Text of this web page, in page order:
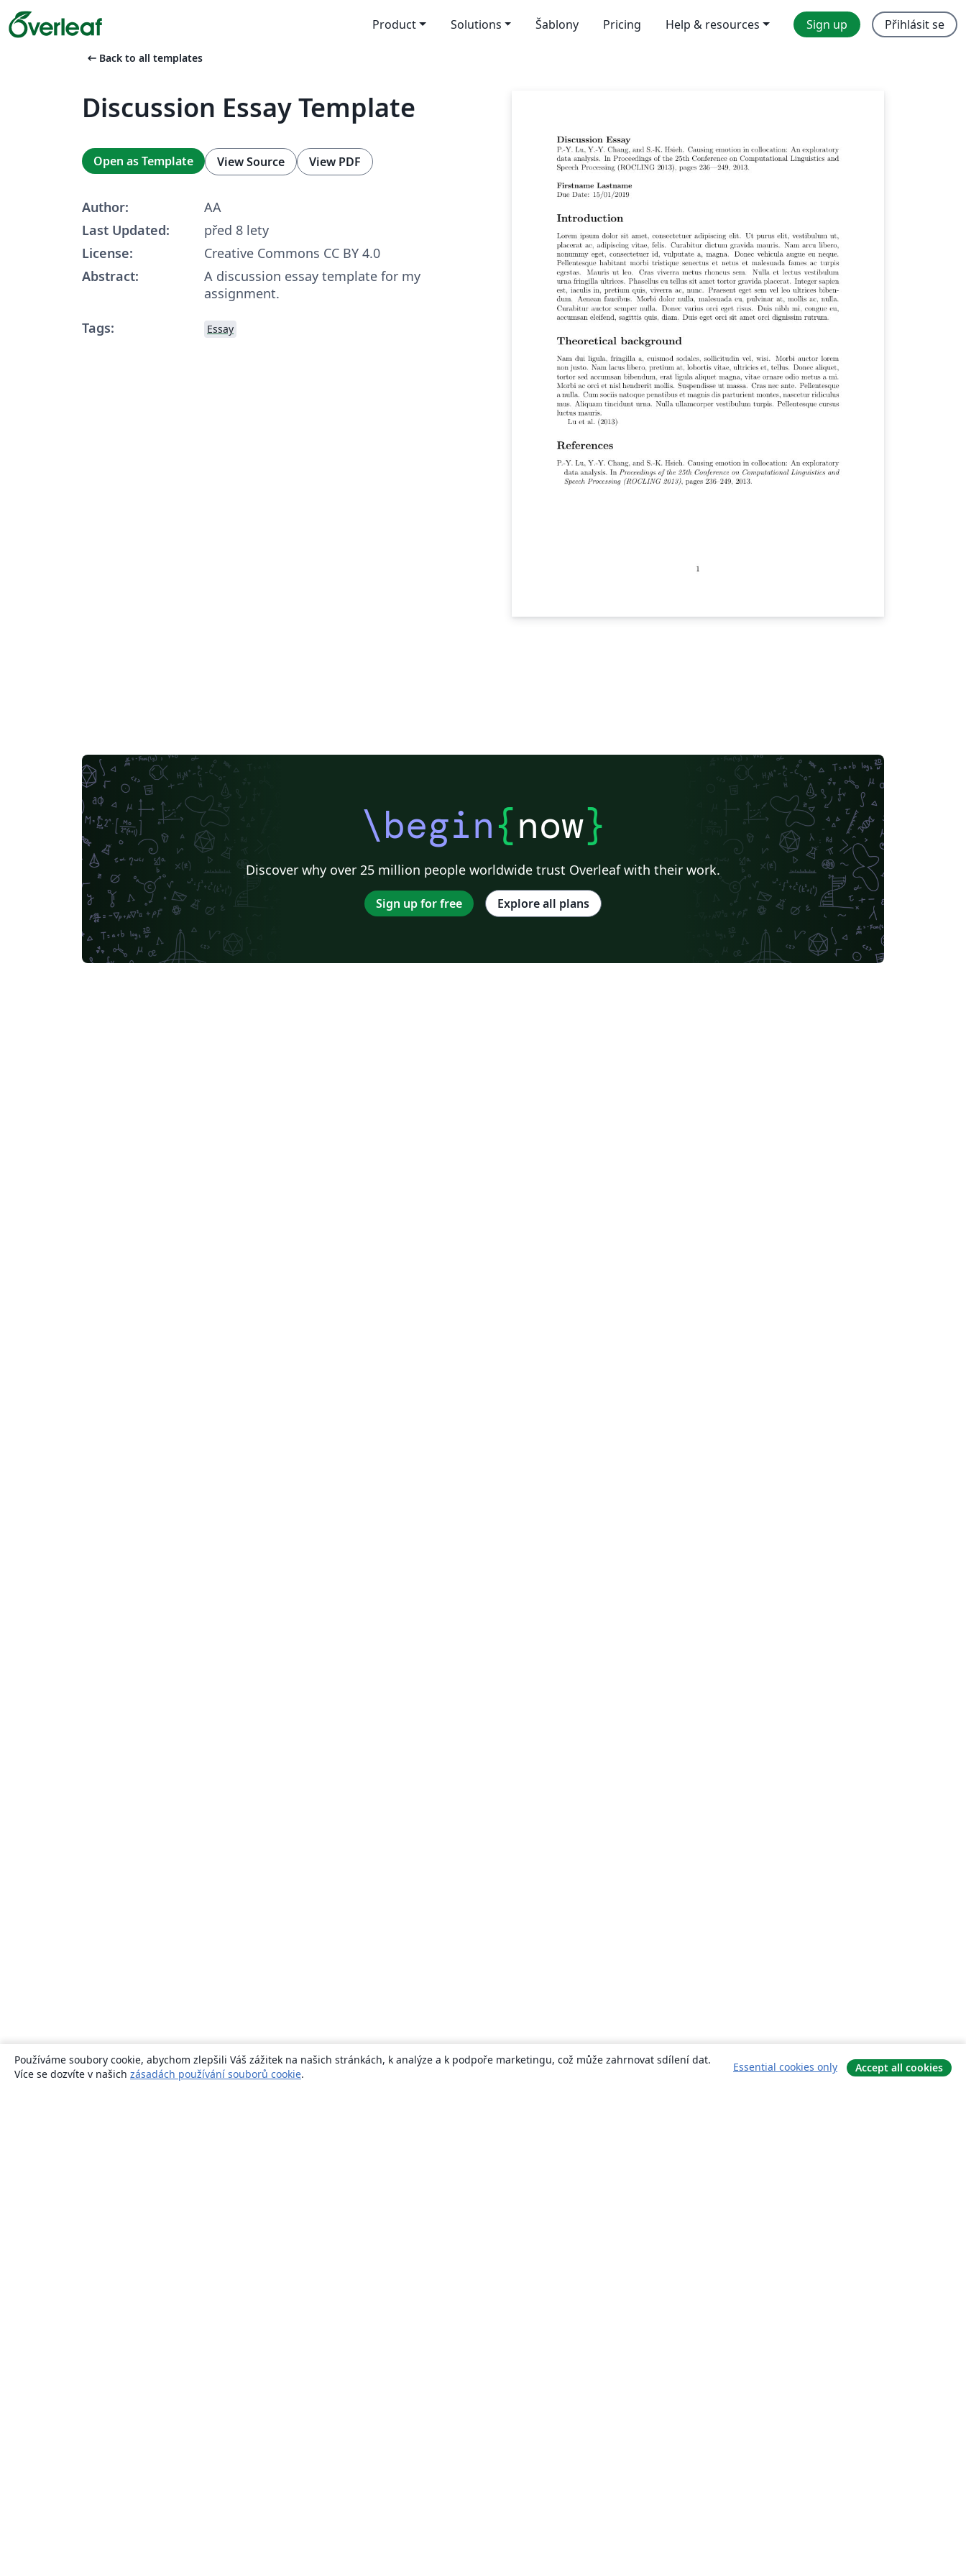
Product Solutions Šablony Pricing Help & resources Sign up Přihlásit se
arrow_left_alt Back to all templates
Discussion Essay Template
Open as Template View Source View PDF
Author:
AA
Last Updated:
před 8 lety
License:
Creative Commons CC BY 4.0
Abstract:
A discussion essay template for my
assignment.
Tags:
Essay
\begin{now}
Discover why over 25 million people worldwide trust Overleaf with their work.
Sign up for free Explore all plans
Používáme soubory cookie, abychom zlepšili Váš zážitek na našich stránkách, k analýze a k podpoře marketingu, což může zahrnovat sdílení dat.
Více se dozvíte v našich zásadách používání souborů cookie.
Essential cookies only Accept all cookies